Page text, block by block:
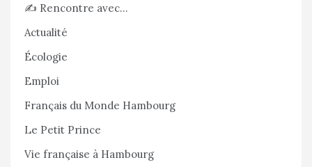
✍️ Rencontre avec…
Actualité
Écologie
Emploi
Français du Monde Hambourg
Le Petit Prince
Vie française à Hambourg